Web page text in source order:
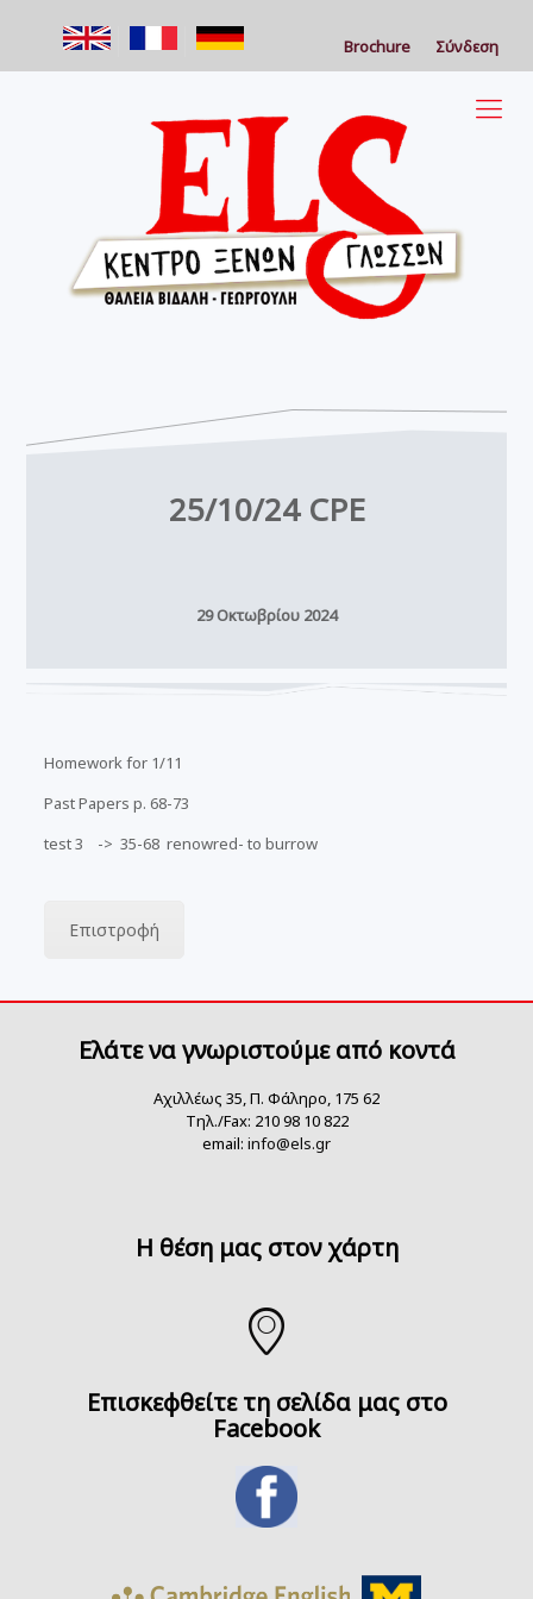
Brochure Σύνδεση
25/10/24 CPE
29 Οκτωβρίου 2024
Homework for 1/11
Past Papers p. 68-73
test 3 -> 35-68 renowred- to burrow
Επιστροφή
Ελάτε να γνωριστούμε από κοντά
Αχιλλέως 35, Π. Φάληρο, 175 62
Τηλ./Fax: 210 98 10 822
email: info@els.gr
H θέση μας στον χάρτη
Επισκεφθείτε τη σελίδα μας στο
Facebook